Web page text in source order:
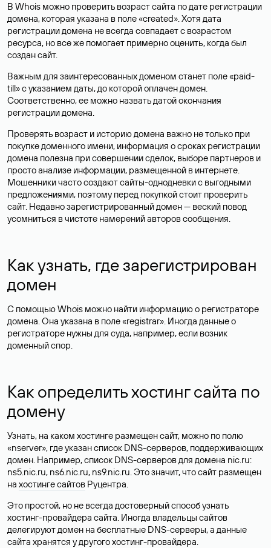
В Whois можно проверить возраст сайта по дате регистрации
домена, которая указана в поле «created». Хотя дата
регистрации домена не всегда совпадает с возрастом
ресурса, но все же помогает примерно оценить, когда был
создан сайт.
Важным для заинтересованных доменом станет поле «paid-
till» с указанием даты, до которой оплачен домен.
Соответственно, ее можно назвать датой окончания
регистрации домена.
Проверять возраст и историю домена важно не только при
покупке доменного имени, информация о сроках регистрации
домена полезна при совершении сделок, выборе партнеров и
просто анализе информации, размещенной в интернете.
Мошенники часто создают сайты-однодневки с выгодными
предложениями, поэтому перед покупкой стоит проверить
сайт. Недавно зарегистрированный домен — веский повод
усомниться в чистоте намерений авторов сообщения.
Как узнать, где зарегистрирован
домен
С помощью Whois можно найти информацию о регистраторе
домена. Она указана в поле «registrar». Иногда данные о
регистраторе нужны для суда, например, если возник
доменный спор.
Как определить хостинг сайта по
домену
Узнать, на каком хостинге размещен сайт, можно по полю
«nserver», где указан список DNS-серверов, поддерживающих
домен. Например, список DNS-серверов для домена nic.ru:
ns5.nic.ru, ns6.nic.ru, ns9.nic.ru. Это значит, что сайт размещен
на хостинге сайтов Руцентра.
Это простой, но не всегда достоверный способ узнать
хостинг-провайдера сайта. Иногда владельцы сайтов
делегируют домен на бесплатные DNS-серверы, а данные
сайта хранятся у другого хостинг-провайдера.